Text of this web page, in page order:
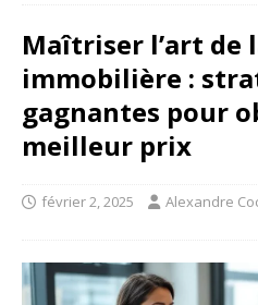
Maîtriser l’art de
immobilière :
gagnantes pour
meilleur prix
février 2, 2025 Alexandre